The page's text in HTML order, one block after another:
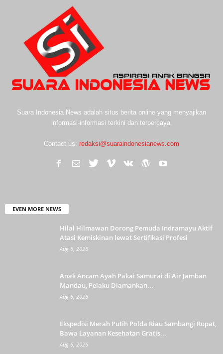
Suara Indonesia News adalah situs berita online yang menyajikan
informasi-informasi terkini dan terpercaya.
Contact us: redaksi@suaraindonesianews.com
EVEN MORE NEWS
Hilal Hilmawan Dorong Pemuda Indramayu Aktif
Atasi Kemiskinan lewat Sertifikasi Profesi
Aug 6, 2026
Anak Ancam Ayah Pakai Samurai di Air Jamban
Mandau, Pelaku Diamankan...
Aug 6, 2026
Ekspedisi Merah Putih Polda Riau Sambangi Rupat,
Bawa Layanan Kesehatan Gratis...
Aug 6, 2026